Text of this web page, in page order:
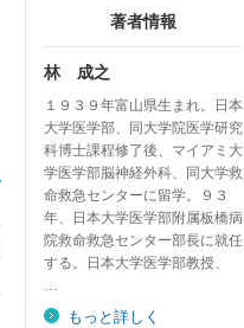
著者情報
林 成之
１９３９年富山県生まれ。日本
大学医学部、同大学院医学研究
科博士課程修了後、マイアミ大
学医学部脳神経外科、同大学救
命救急センターに留学。９３
年、日本大学医学部附属板橋病
院救命救急センター部長に就任
する。日本大学医学部教授、
…
もっと詳しく